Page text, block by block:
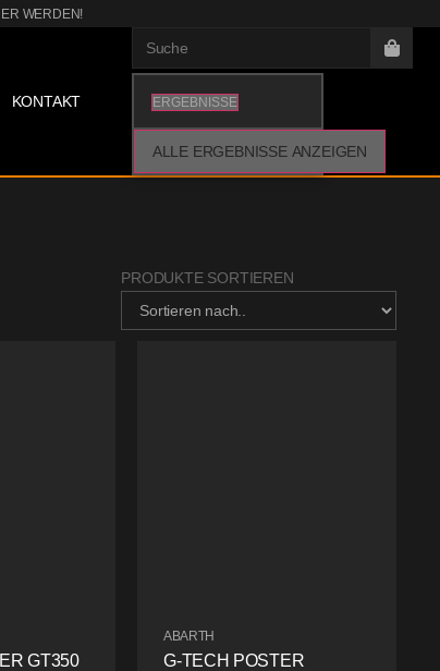
WERDEN!
KONTAKT ERGEBNISSE
ALLE ERGEBNISSE ANZEIGEN
PRODUKTE SORTIEREN
GT350
ABARTH
G-TECH POSTER